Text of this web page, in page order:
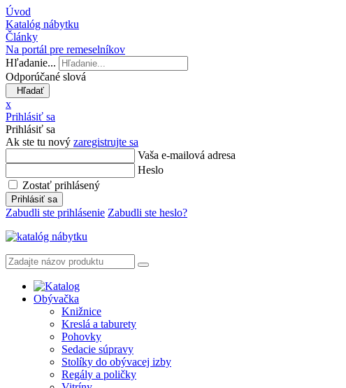
Úvod
Katalóg nábytku
Články
Na portál pre remeselníkov
Hľadanie...
Odporúčané slová
Hľadať
x
Prihlásiť sa
Prihlásiť sa
Ak ste tu nový zaregistrujte sa
Vaša e-mailová adresa
Heslo
Zostať prihlásený
Prihlásiť sa
Zabudli ste prihlásenie Zabudli ste heslo?
Obývačka
Knižnice
Kreslá a taburety
Pohovky
Sedacie súpravy
Stolíky do obývacej izby
Regály a poličky